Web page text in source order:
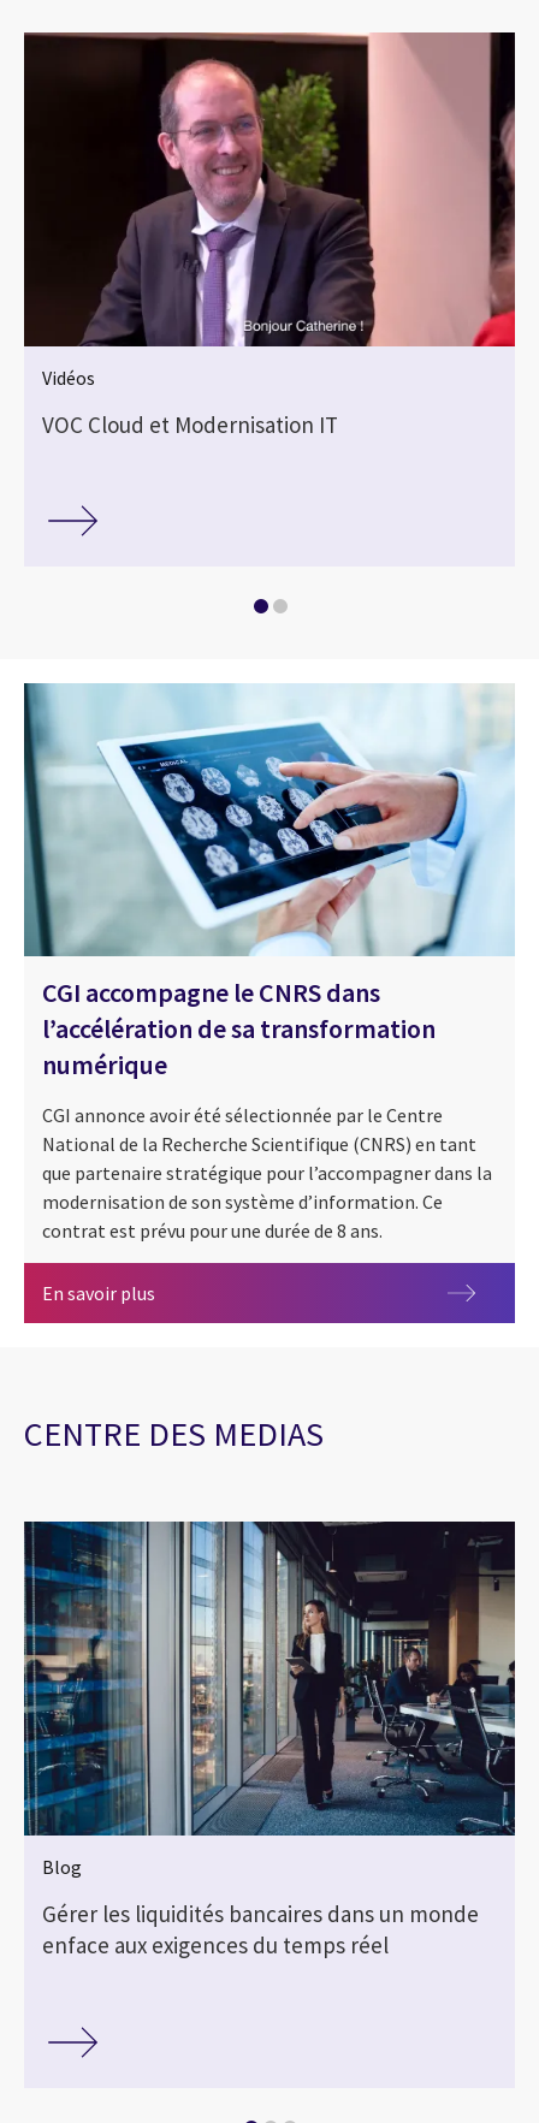
Vidéos
VOC Cloud et Modernisation IT
CGI accompagne le CNRS dans
l’accélération de sa transformation
numérique
CGI annonce avoir été sélectionnée par le Centre
National de la Recherche Scientifique (CNRS) en tant
que partenaire stratégique pour l’accompagner dans la
modernisation de son système d’information. Ce
contrat est prévu pour une durée de 8 ans.
En savoir plus CGI accompagne le CNRS dans
CENTRE DES MEDIAS
Blog
Gérer les liquidités bancaires dans un monde
enface aux exigences du temps réel